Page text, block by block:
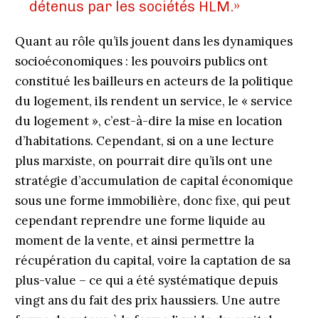
détenus par les sociétés HLM.»
Quant au rôle qu’ils jouent dans les dynamiques
socioéconomiques : les pouvoirs publics ont
constitué les bailleurs en acteurs de la politique
du logement, ils rendent un service, le « service
du logement », c’est-à-dire la mise en location
d’habitations. Cependant, si on a une lecture
plus marxiste, on pourrait dire qu’ils ont une
stratégie d’accumulation de capital économique
sous une forme immobilière, donc fixe, qui peut
cependant reprendre une forme liquide au
moment de la vente, et ainsi permettre la
récupération du capital, voire la captation de sa
plus-value – ce qui a été systématique depuis
vingt ans du fait des prix haussiers. Une autre